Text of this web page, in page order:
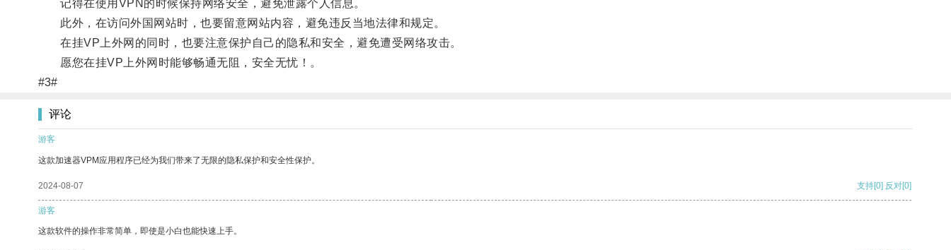
记得在使用VPN的时候保持网络安全，避免泄露个人信息。
此外，在访问外国网站时，也要留意网站内容，避免违反当地法律和规定。
在挂VP上外网的同时，也要注意保护自己的隐私和安全，避免遭受网络攻击。
愿您在挂VP上外网时能够畅通无阻，安全无忧！。
#3#
评论
游客
这款加速器VPM应用程序已经为我们带来了无限的隐私保护和安全性保护。
2024-08-07 支持[0] 反对[0]
游客
这款软件的操作非常简单，即使是小白也能快速上手。